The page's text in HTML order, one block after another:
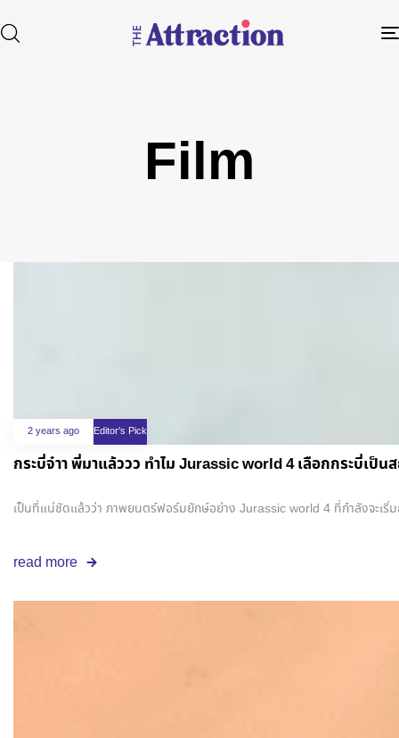
Film
2 years ago Editor's Pick
กระบี่จ๋าา พี่มาแล้ววว ทำไม Jurassic world 4 เลือกกระบี่เป็น
เป็นที่แน่ชัดแล้วว่า ภาพยนตร์ฟอร์มยักษ์อย่าง Jurassic world 4 ที่กำลังจะเริ่
read more